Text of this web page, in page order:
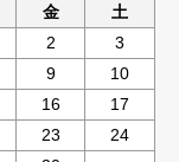
金 土
2
3
9
10
16
17
23
24